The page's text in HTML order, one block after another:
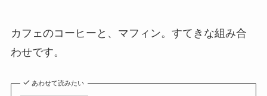
カフェのコーヒーと、マフィン。すてきな組み合
わせです。
あわせて読みたい